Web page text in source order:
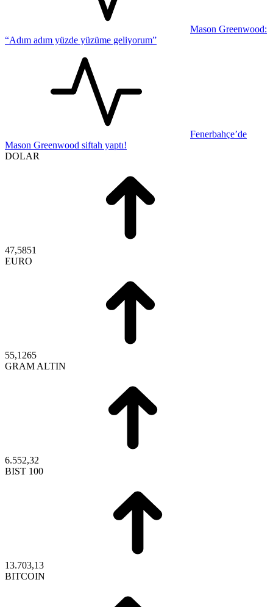
Mason Greenwood:
“Adım adım yüzde yüzüme geliyorum”
Fenerbahçe’de
Mason Greenwood siftah yaptı!
DOLAR
47,5851
EURO
55,1265
GRAM ALTIN
6.552,32
BIST 100
13.703,13
BITCOIN